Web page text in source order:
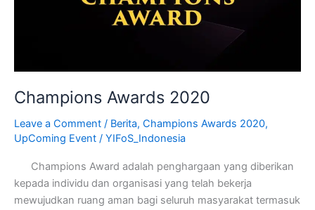
Champions Awards 2020
Leave a Comment / Berita, Champions Awards 2020,
UpComing Event / YIFoS_Indonesia
Champions Award adalah penghargaan yang diberikan
kepada individu dan organisasi yang telah bekerja
mewujudkan ruang aman bagi seluruh masyarakat termasuk